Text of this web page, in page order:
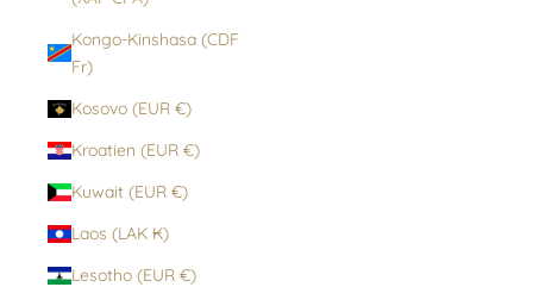
Kongo-Kinshasa (CDF
Fr)
Kosovo (EUR €)
Kroatien (EUR €)
Kuwait (EUR €)
Laos (LAK ₭)
Lesotho (EUR €)